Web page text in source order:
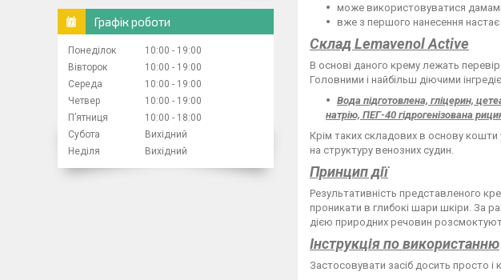
може використовуватися дамами
вже з першого нанесення настає
Склад Lemavenol Active
В основі даного крему лежать
Головними і найбільш діючими
Вода підготовлена, гліцерин,
натрію, ПЕГ-40 гідрогенізована
Крім таких складових в основу кошти
на структуру венозних судин.
Принцип дії
Результативність представленого
проникати в глибокі шари шкіри. За
дією природних речовин
Інструкція по використанню
Застосовувати засіб досить просто
Графік роботи
Понеділок 10:00
19:00
Вівторок
10:00
19:00
Середа
10:00
19:00
Четвер
10:00
19:00
Пʼятниця
10:00
18:00
Субота
Вихідний
Неділя
Вихідний